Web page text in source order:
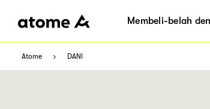
Membeli-belah
Atome DANI